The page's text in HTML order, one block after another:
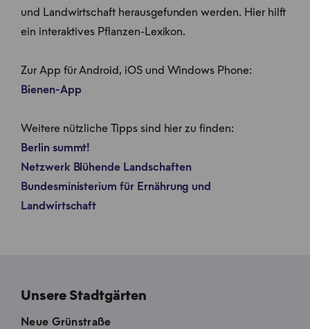
und Landwirtschaft herausgefunden werden. Hier hilft
ein interaktives Pflanzen-Lexikon.
Zur App für Android, iOS und Windows Phone:
Bienen-App
Weitere nützliche Tipps sind hier zu finden:
Berlin summt!
Netzwerk Blühende Landschaften
Bundesministerium für Ernährung und
Landwirtschaft
Unsere Stadtgärten
Neue Grünstraße